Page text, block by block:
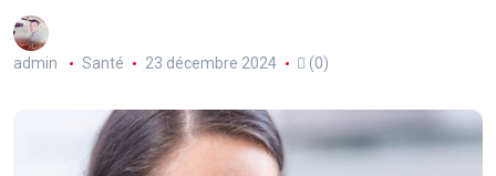
admin Santé 23 décembre 2024 (0)